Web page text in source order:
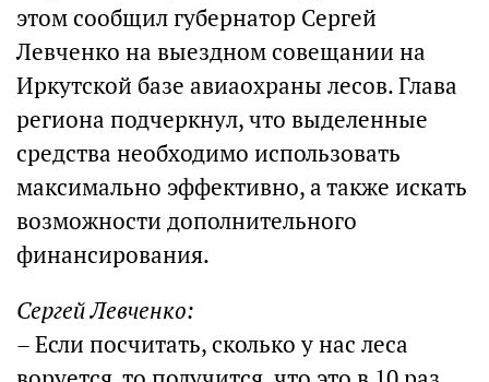
этом сообщил губернатор Сергей
Левченко на выездном совещании на
Иркутской базе авиаохраны лесов. Глава
региона подчеркнул, что выделенные
средства необходимо использовать
максимально эффективно, а также искать
возможности дополнительного
финансирования.
Сергей Левченко:
– Если посчитать, сколько у нас леса